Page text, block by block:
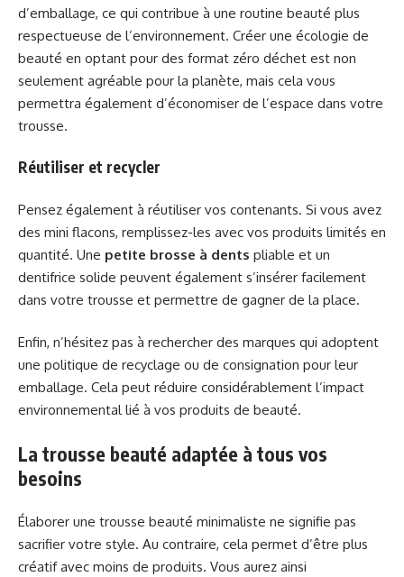
d’emballage, ce qui contribue à une routine beauté plus
respectueuse de l’environnement. Créer une écologie de
beauté en optant pour des format zéro déchet est non
seulement agréable pour la planète, mais cela vous
permettra également d’économiser de l’espace dans votre
trousse.
Réutiliser et recycler
Pensez également à réutiliser vos contenants. Si vous avez
des mini flacons, remplissez-les avec vos produits limités en
quantité. Une petite brosse à dents pliable et un
dentifrice solide peuvent également s’insérer facilement
dans votre trousse et permettre de gagner de la place.
Enfin, n’hésitez pas à rechercher des marques qui adoptent
une politique de recyclage ou de consignation pour leur
emballage. Cela peut réduire considérablement l’impact
environnemental lié à vos produits de beauté.
La trousse beauté adaptée à tous vos
besoins
Élaborer une trousse beauté minimaliste ne signifie pas
sacrifier votre style. Au contraire, cela permet d’être plus
créatif avec moins de produits. Vous aurez ainsi